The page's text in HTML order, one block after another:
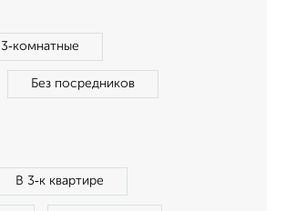
3‑комнатные
Без посредников
В 3‑к квартире